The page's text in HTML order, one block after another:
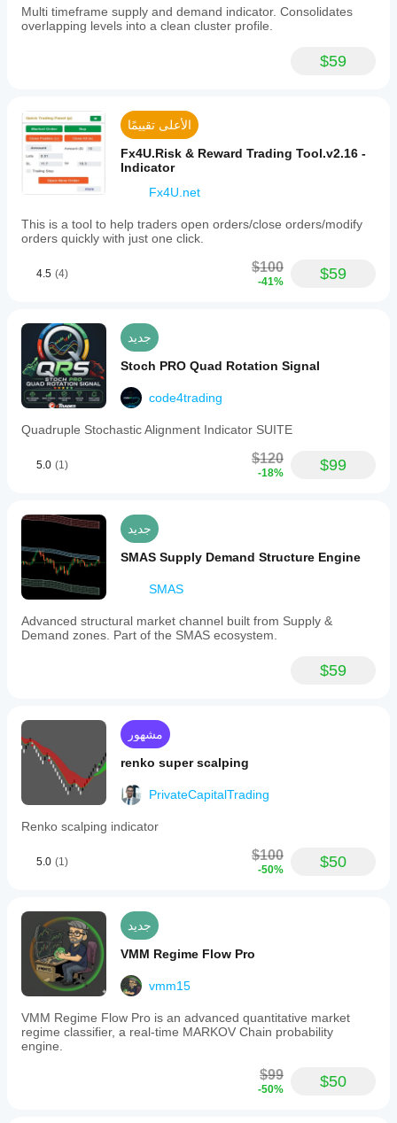
Multi timeframe supply and demand indicator. Consolidates
overlapping levels into a clean cluster profile.
$59
الأعلى تقييمًا
Fx4U.Risk & Reward Trading Tool.v2.16 -
Indicator
Fx4U.net
This is a tool to help traders open orders/close orders/modify
orders quickly with just one click.
4.5 (4) $100
-41% $59
جديد
Stoch PRO Quad Rotation Signal
code4trading
Quadruple Stochastic Alignment Indicator SUITE
5.0 (1) $120
-18% $99
جديد
SMAS Supply Demand Structure Engine
SMAS
Advanced structural market channel built from Supply &
Demand zones. Part of the SMAS ecosystem.
$59
مشهور
renko super scalping
PrivateCapitalTrading
Renko scalping indicator
5.0 (1) $100
-50% $50
جديد
VMM Regime Flow Pro
vmm15
VMM Regime Flow Pro is an advanced quantitative market
regime classifier, a real-time MARKOV Chain probability
engine.
$99
-50% $50